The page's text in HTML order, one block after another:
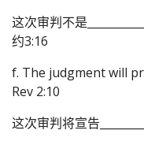
这次审判不是
约3:16
f. The judgment will
Rev 2:10
这次审判将宣告